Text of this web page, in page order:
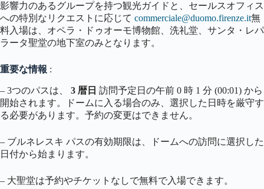
影響力のあるグループを持つ観光ガイドと、セールスオフィス
への特別なリクエストに応じて commerciale@duomo.firenze.it無
料入場は、オペラ・ドゥオーモ博物館、洗礼堂、サンタ・レパ
ラータ聖堂の地下室のみとなります。
重要な情報 :
– 3つのパスは、 3 暦日 訪問予定日の午前 0 時 1 分 (00:01) から
開始されます。ドームに入る場合のみ、選択した日時を厳守す
る必要があります。予約の変更はできません。
– ブルネレスキ パスの有効期限は、ドームへの訪問に選択した
日付から始まります。
– 大聖堂は予約やチケットなしで無料で入場できます。